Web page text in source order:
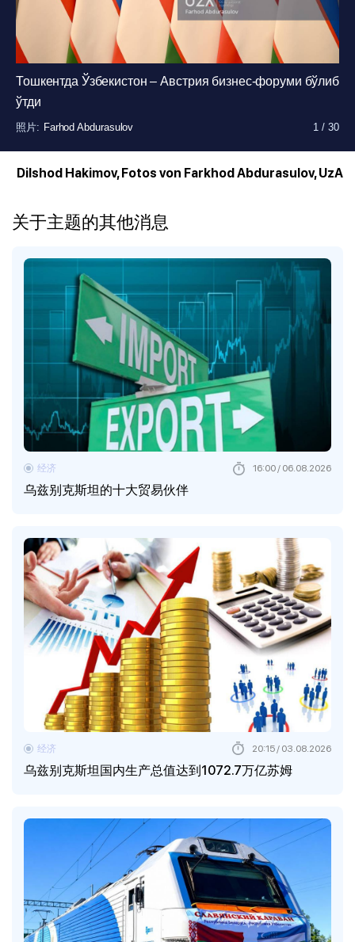
Тошкентда Ўзбекистон – Австрия бизнес-форуми бўлиб
ўтди
照片: Farhod Abdurasulov 1 /30
照片: Farhod Abdurasulov 1 /30
照片 : Farhod Abdurasulov 1 /30
照片: Farhod Abdurasulov 1 /30
照片: Farhod Abdurasulov 1 /30
照片: Farhod Abdurasulov 1 /30
照片: Farhod Abdurasulov 1 /30
照片: Farhod Abdurasulov 1 /30
照片: Farhod Abdurasulov 1 /30
照片: Farhod Abdurasulov 1 /30
照片: Farhod Abdurasulov 1 /30
照片: Farhod Abdurasulov 1 /30
照片: Farhod Abdurasulov 1 /30
照片: Farhod Abdurasulov 1 /30
照片 : Farhod Abdurasulov 1 /30
照片: Farhod Abdurasulov 1 /30
照片: Farhod Abdurasulov 1 /30
照片: Farhod Abdurasulov 1 /30
照片: Farhod Abdurasulov 1 /30
照片: Farhod Abdurasulov 1 /30
照片: Farhod Abdurasulov 1 /30
照片: Farhod Abdurasulov 1 /30
照片: Farhod Abdurasulov 1 /30
照片: Farhod Abdurasulov 1 /30
照片: Farhod Abdurasulov 1 /30
照片: Farhod Abdurasulov 1 /30
照片: Farhod Abdurasulov 1 /30
照片: Farhod Abdurasulov 1 /30
照片 Farhod Abdurasulov
照片: Farhod Abdurasulov 1 /30
Dilshod Hakimov, Fotos von Farkhod Abdurasulov, UzA
关于主题的其他消息
乌兹别克斯坦的十大贸易伙伴
经济 16:00 / 06.08.2026
乌兹别克斯坦国内生产总值达到1072.7万亿苏姆
经济 20:15 / 03.08.2026